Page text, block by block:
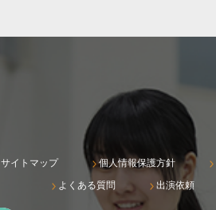
サイトマップ 個人情報保護方針
よくある質問
出演依頼